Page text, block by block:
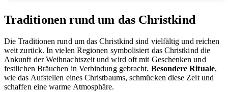
Traditionen rund um das Christkind
Die Traditionen rund um das Christkind sind vielfältig und reichen
weit zurück. In vielen Regionen symbolisiert das Christkind die
Ankunft der Weihnachtszeit und wird oft mit Geschenken und
festlichen Bräuchen in Verbindung gebracht. Besondere Rituale,
wie das Aufstellen eines Christbaums, schmücken diese Zeit und
schaffen eine warme Atmosphäre.